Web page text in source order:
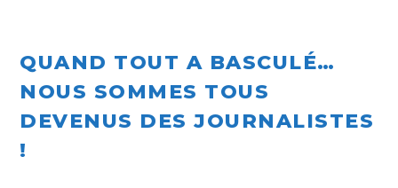
QUAND TOUT A BASCULÉ…
NOUS SOMMES TOUS
DEVENUS DES JOURNALISTES
!